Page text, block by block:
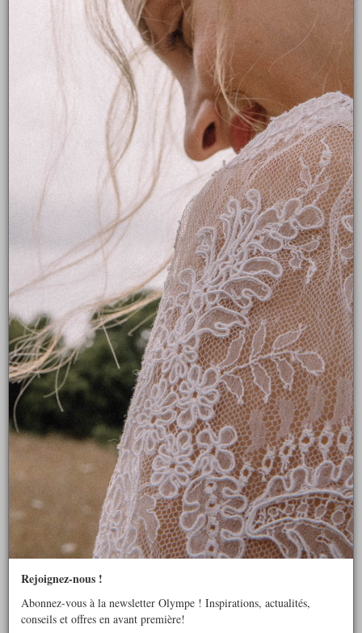
Rejoignez-nous !
Abonnez-vous à la newsletter Olympe ! Inspirations, actualités,
conseils et offres en avant première!